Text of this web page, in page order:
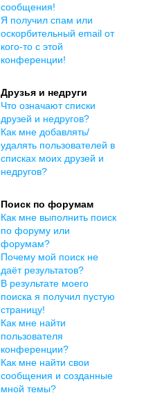
сообщения!
Я получил спам или
оскорбительный email от
кого-то с этой
конференции!
Друзья и недруги
Что означают списки
друзей и недругов?
Как мне добавлять/
удалять пользователей в
списках моих друзей и
недругов?
Поиск по форумам
Как мне выполнить поиск
по форуму или
форумам?
Почему мой поиск не
даёт результатов?
В результате моего
поиска я получил пустую
страницу!
Как мне найти
пользователя
конференции?
Как мне найти свои
сообщения и созданные
мной темы?